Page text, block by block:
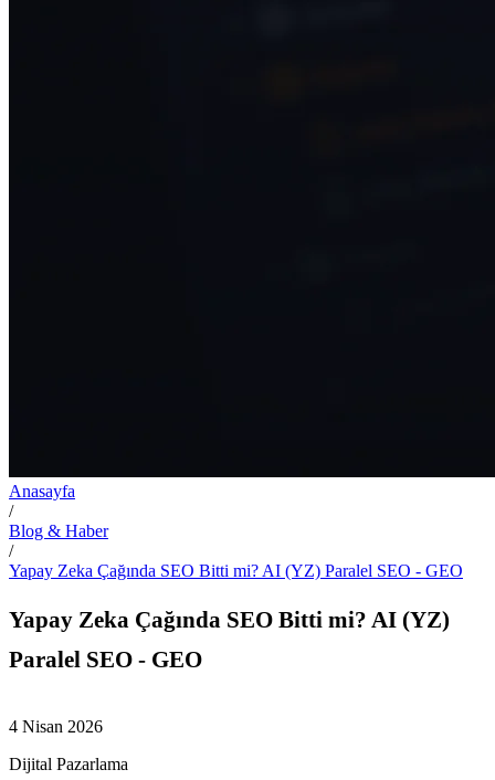
Anasayfa
/
Blog & Haber
/
Yapay Zeka Çağında SEO Bitti mi? AI (YZ) Paralel SEO - GEO
Yapay Zeka Çağında SEO Bitti mi? AI (YZ)
Paralel SEO - GEO
4 Nisan 2026
Dijital Pazarlama